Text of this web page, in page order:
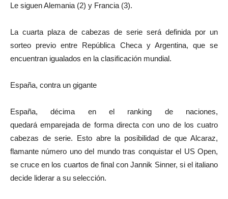
Le siguen Alemania (2) y Francia (3).
La cuarta plaza de cabezas de serie será definida por un
sorteo previo entre República Checa y Argentina, que se
encuentran igualados en la clasificación mundial.
España, contra un gigante
España, décima en el ranking de naciones,
quedará emparejada de forma directa con uno de los cuatro
cabezas de serie. Esto abre la posibilidad de que Alcaraz,
flamante número uno del mundo tras conquistar el US Open,
se cruce en los cuartos de final con Jannik Sinner, si el italiano
decide liderar a su selección.